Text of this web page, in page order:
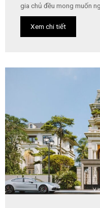
gia chủ đều mong muốn
Xem chi tiết